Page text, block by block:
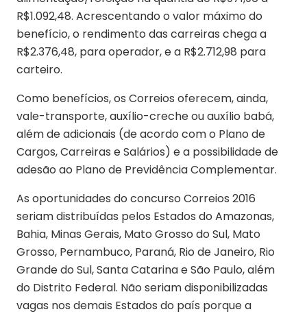
R$1.092,48. Acrescentando o valor máximo do
benefício, o rendimento das carreiras chega a
R$2.376,48, para operador, e a R$2.712,98 para
carteiro.
Como benefícios, os Correios oferecem, ainda,
vale-transporte, auxílio-creche ou auxílio babá,
além de adicionais (de acordo com o Plano de
Cargos, Carreiras e Salários) e a possibilidade de
adesão ao Plano de Previdência Complementar.
As oportunidades do concurso Correios 2016
seriam distribuídas pelos Estados do Amazonas,
Bahia, Minas Gerais, Mato Grosso do Sul, Mato
Grosso, Pernambuco, Paraná, Rio de Janeiro, Rio
Grande do Sul, Santa Catarina e São Paulo, além
do Distrito Federal. Não seriam disponibilizadas
vagas nos demais Estados do país porque a